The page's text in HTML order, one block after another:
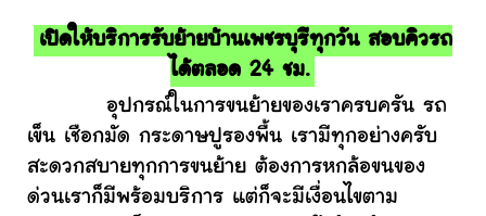
เปิดให้บริการรับย้ายบ้านเพชรบุรีทุกวัน สอบคิวรถ
ได้ตลอด 24 ชม.
อุปกรณ์ในการขนย้ายของเราครบครัน รถ
เข็น เชือกมัด กระดาษปูรองพื้น เรามีทุกอย่างครับ
สะดวกสบายทุกการขนย้าย ต้องการหกล้อขนของ
ด่วนเราก็มีพร้อมบริการ แต่ก็จะมีเงื่อนไขตาม